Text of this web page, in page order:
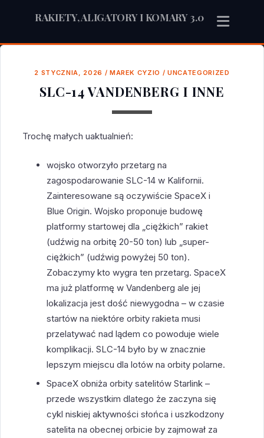
RAKIETY, ALIGATORY I KOMARY 3.0
2 STYCZNIA, 2026 / MAREK CYZIO /UNCATEGORIZED
SLC-14 VANDENBERG I INNE
Trochę małych uaktualnień:
wojsko otworzyło przetarg na
zagospodarowanie SLC-14 w Kalifornii.
Zainteresowane są oczywiście SpaceX i
Blue Origin. Wojsko proponuje budowę
platformy startowej dla „ciężkich” rakiet
(udźwig na orbitę 20-50 ton) lub „super-
ciężkich” (udźwig powyżej 50 ton).
Zobaczymy kto wygra ten przetarg. SpaceX
ma już platformę w Vandenberg ale jej
lokalizacja jest dość niewygodna – w czasie
startów na niektóre orbity rakieta musi
przelatywać nad lądem co powoduje wiele
komplikacji. SLC-14 było by w znacznie
lepszym miejscu dla lotów na orbity polarne.
SpaceX obniża orbity satelitów Starlink –
przede wszystkim dlatego że zaczyna się
cykl niskiej aktywności słońca i uszkodzony
satelita na obecnej orbicie by zajmował za